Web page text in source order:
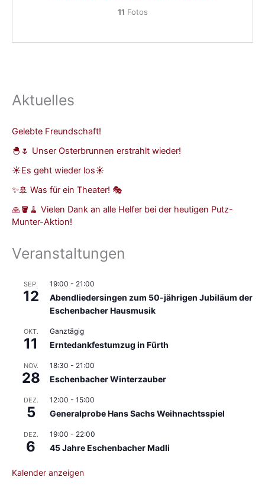
11 Fotos
Aktuelles
Gelebte Freundschaft!
🐣🌷 Unser Osterbrunnen erstrahlt wieder!
☀️Es geht wieder los☀️
✨🚢 Was für ein Theater! 🎭
🙏🪣🧹 Vielen Dank an alle Helfer bei der heutigen Putz-
Munter-Aktion!
Veranstaltungen
SEP.
12
19:00 - 21:00
Abendliedersingen zum 50-jährigen Jubiläum der
Eschenbacher Hausmusik
OKT.
11
Ganztägig
Erntedankfestumzug in Fürth
NOV.
28
18:30 - 21:00
Eschenbacher Winterzauber
DEZ.
5
12:00 - 15:00
Generalprobe Hans Sachs Weihnachtsspiel
DEZ.
6
19:00 - 22:00
45 Jahre Eschenbacher Madli
Kalender anzeigen